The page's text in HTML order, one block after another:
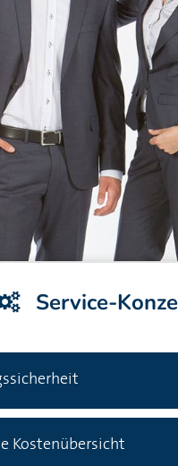
Service-
Kostenübersicht